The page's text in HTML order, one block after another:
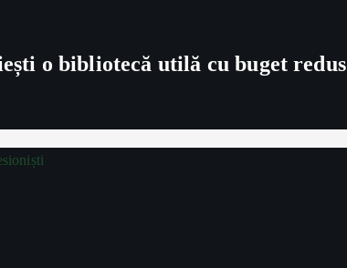
o bibliotecă utilă cu buget redus